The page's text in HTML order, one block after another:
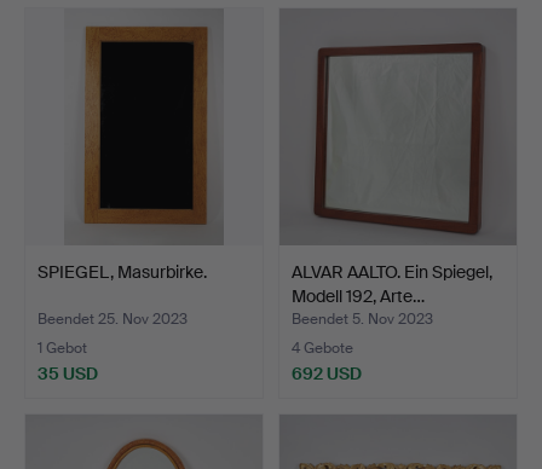
SPIEGEL, Masurbirke.
Beendet 25. Nov 2023
1 Gebot
35 USD
ALVAR AALTO. Ein Spiegel,
Modell 192, Arte…
Beendet 5. Nov 2023
4 Gebote
692 USD